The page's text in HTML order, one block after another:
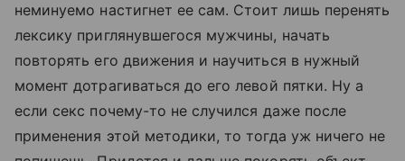
неминуемо настигнет ее сам. Стоит лишь перенять
лексику приглянувшегося мужчины, начать
повторять его движения и научиться в нужный
момент дотрагиваться до его левой пятки. Ну а
если секс почему-то не случился даже после
применения этой методики, то тогда уж ничего не